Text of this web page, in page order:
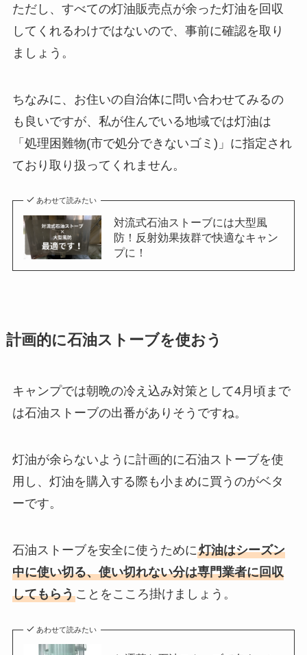
ただし、すべての灯油販売点が余った灯油を回収
してくれるわけではないので、事前に確認を取り
ましょう。
ちなみに、お住いの自治体に問い合わせてみるの
も良いですが、私が住んでいる地域では灯油は
「処理困難物(市で処分できないゴミ)」に指定され
ており取り扱ってくれません。
あわせて読みたい
対流式石油ストーブには大型風
防！反射効果抜群で快適なキャン
プに！
計画的に石油ストーブを使おう
キャンプでは朝晩の冷え込み対策として4月頃まで
は石油ストーブの出番がありそうですね。
灯油が余らないように計画的に石油ストーブを使
用し、灯油を購入する際も小まめに買うのがベタ
ーです。
石油ストーブを安全に使うために灯油はシーズン
中に使い切る、使い切れない分は専門業者に回収
してもらうことをこころ掛けましょう。
あわせて読みたい